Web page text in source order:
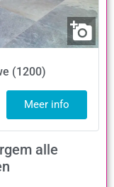
(1200)
Meer info
alle